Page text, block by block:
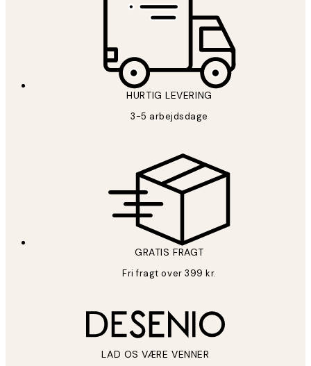
HURTIG LEVERING
3-5 arbejdsdage
GRATIS FRAGT
Fri fragt over 399 kr.
LAD OS VÆRE VENNER